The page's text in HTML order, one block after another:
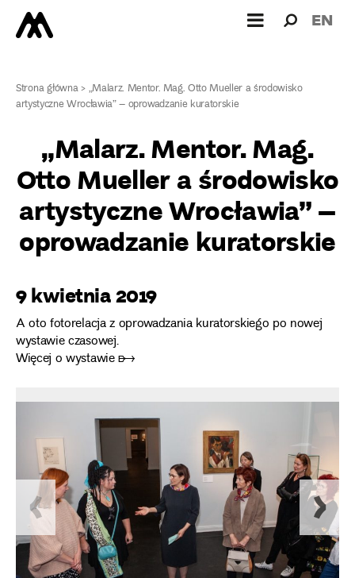
dla: EN
Strona główna>„Malarz. Mentor. Mag. Otto Mueller a środowisko
artystyczne Wrocławia” – oprowadzanie kuratorskie
„Malarz. Mentor. Mag.
Otto Mueller a środowisko
artystyczne Wrocławia” –
oprowadzanie kuratorskie
9 kwietnia 2019
A oto fotorelacja z oprowadzania kuratorskiego po nowej
wystawie czasowej.
Więcej o wystawie ➸